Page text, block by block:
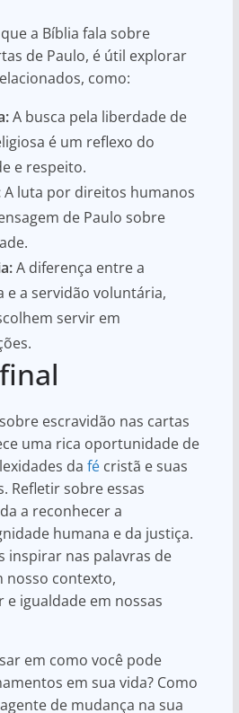
a Bíblia fala sobre
de Paulo, é útil explorar
como:
A busca pela liberdade de
é um reflexo do
e respeito.
A luta por direitos humanos
de Paulo sobre
A diferença entre a
e a servidão voluntária,
servir em
escravidão nas cartas
uma rica oportunidade de
da fécristã e suas
Refletir sobre essas
a reconhecer a
humana e da justiça.
inspirar nas palavras de
nosso contexto,
igualdade em nossas
em como você pode
em sua vida? Como
de mudança na sua